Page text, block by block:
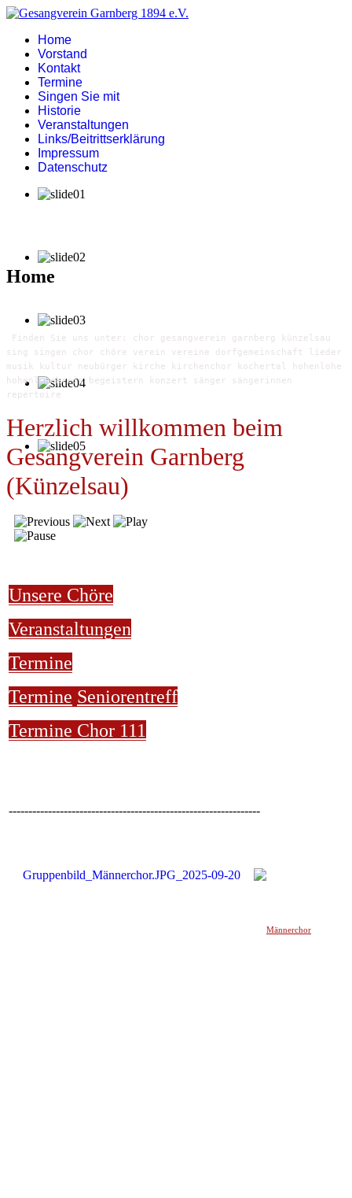
Home
Vorstand
Kontakt
Termine
Singen Sie mit
Historie
Veranstaltungen
Links/Beitrittserklärung
Impressum
Datenschutz
Home
Finden Sie uns unter: chor gesangverein garnberg künzelsau
sing singen chor chöre verein vereine dorfgemeinschaft lieder
musik kultur neubürger kirche kirchenchor kochertal hohenlohe
hohenlohekreis begeistern konzert sänger sängerinnen
repertoire
Herzlich willkommen beim
Gesangverein Garnberg
(Künzelsau)
Unsere Chöre
Veranstaltungen
Termine
Termine Seniorentreff
Termine Chor 111
----------------------------------------------------------------
Männerchor